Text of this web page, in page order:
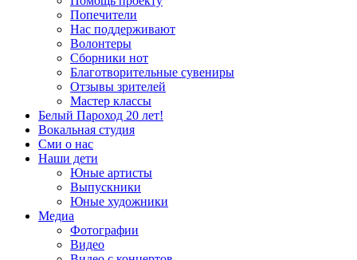
Попечители
Нас поддерживают
Волонтеры
Сборники нот
Благотворительные сувениры
Отзывы зрителей
Мастер классы
Белый Пароход 20 лет!
Вокальная студия
Сми о нас
Наши дети
Юные артисты
Выпускники
Юные художники
Медиа
Фотографии
Видео